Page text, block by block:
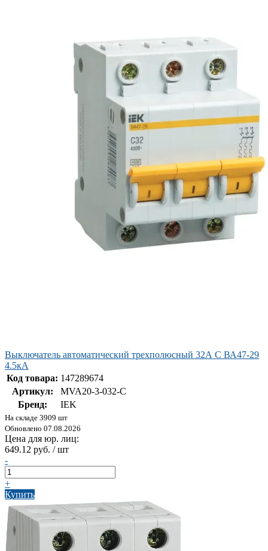
Выключатель автоматический трехполюсный 32А C ВА47-29
4.5кА
Код товара: 147289674
Артикул:
MVA20-3-032-C
Бренд:
IEK
На складе 3909 шт
Обновлено 07.08.2026
Цена для юр. лиц:
649.12 руб. / шт
-
+
Купить